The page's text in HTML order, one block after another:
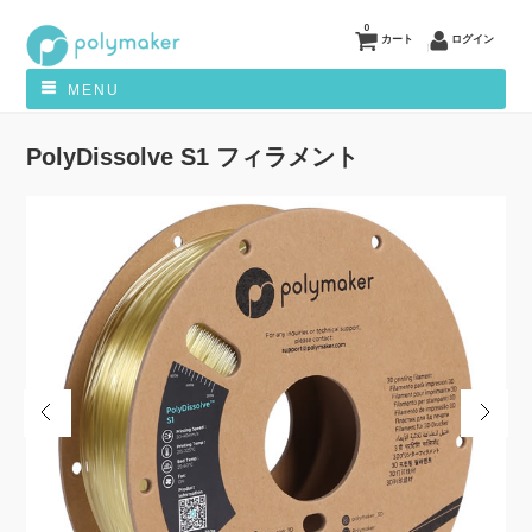
カート
0
ログイン
MENU
PolyDissolve S1 フィラメント